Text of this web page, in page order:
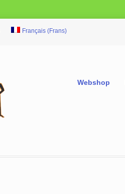
Français (Frans)
Webshop